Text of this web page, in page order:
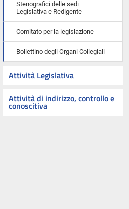
Stenografici delle sedi
Legislativa e Redigente
Comitato per la legislazione
Bollettino degli Organi Collegiali
Attività Legislativa
Attività di indirizzo, controllo e
conoscitiva